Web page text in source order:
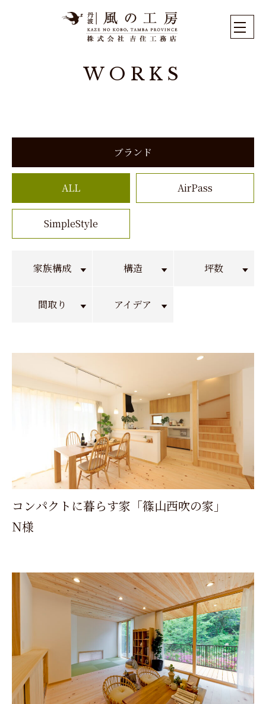
WORKS
ブランド
ALL AirPass
SimpleStyle
家族構成 構造 坪数
間取り アイデア
コンパクトに暮らす家「篠山西吹の家」
N様